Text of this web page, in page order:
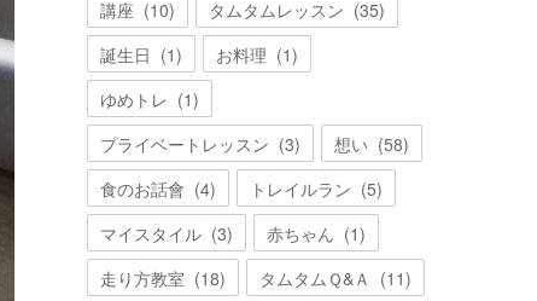
講座 (10) タムタムレッスン (35)
誕生日 (1) お料理 (1)
ゆめトレ (1)
プライベートレッスン (3) 想い (58)
食のお話會 (4) トレイルラン (5)
マイスタイル (3) 赤ちゃん (1)
走り方教室 (18) タムタムＱ&Ａ (11)